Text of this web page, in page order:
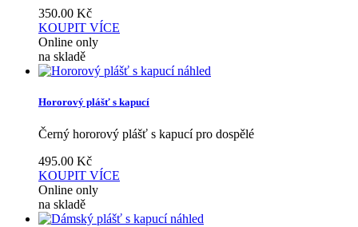
350.00 Kč
KOUPIT VÍCE
Online only
na skladě
náhled
Hororový plášť s kapucí
Černý hororový plášť s kapucí pro dospělé
495.00 Kč
KOUPIT VÍCE
Online only
na skladě
náhled